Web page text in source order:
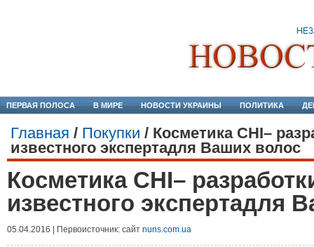
ПЕРВАЯ ПОЛОСА В МИРЕ НОВОСТИ УКРАИНЫ ПОЛИТИКА
Главная / Покупки / Косметика CHI–
известного экспертадля Ваших волос
Косметика CHI–
известного экспертадля
05.04.2016 | Первоисточник: сайт nuns.com.ua